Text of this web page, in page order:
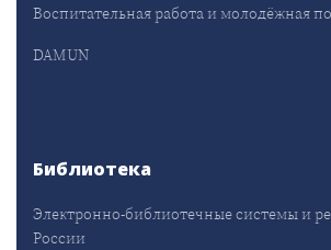
Воспитательная работа и молодёжная
DAMUN
Библиотека
Электронно-библиотечные системы и
России